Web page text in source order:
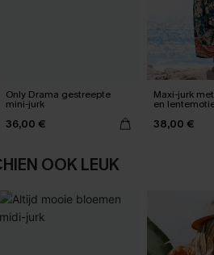
Only Drama gestreepte
mini-jurk
36,00 €
Maxi-jurk
en
38,00 €
OOK LEUK